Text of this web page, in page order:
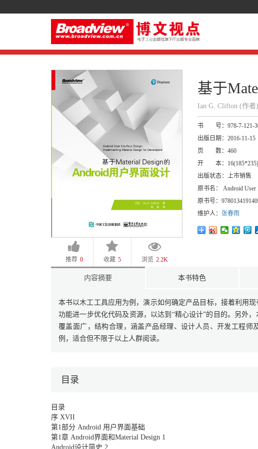
推荐 0 收藏 5 浏览 2.2K
基于
Ian G. Clifton (作
书 号： 978-7-121-
出版日期： 2016-11-15
页 数： 460
开 本：
16(185*235)
出版状态： 上市销售
原书名：
Android User
原书号：
维护人：
张春雨
内容摘要 本书特色
本书以木工工具应用为例，演示如何确定产品目标，接着利用
功能进一步优化代码及资源，以达到“精心设计”的目的。另外
覆盖面广，结构合理，涵盖产品经理、设计人员、开发工程
例，适合但不限于以上人群阅读。
目录
目录
序 XVII
第1部分 Android 用户界面基础
第1章 Android界面和Material Design 1
Android设计简史 2